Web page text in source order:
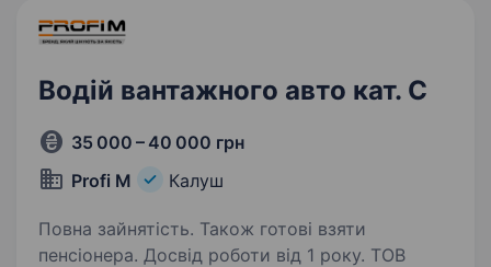
Водій вантажного авто кат. С
35 000 – 40 000 грн
Profi M
Калуш
Повна зайнятість. Також готові взяти
пенсіонера. Досвід роботи від 1 року. ТОВ